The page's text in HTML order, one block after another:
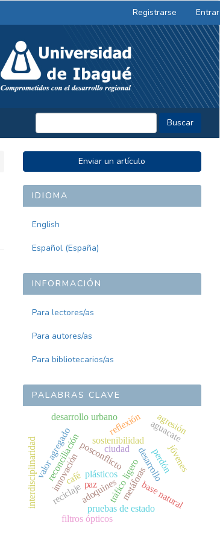
Registrarse Entrar
Buscar
ENVIAR
UN
ARTÍCULO
Enviar un artículo
IDIOMA
English
Español (España)
INFORMACIÓN
Para lectores/as
Para autores/as
Para bibliotecarios/as
PALABRAS CLAVE
adoquines
reciclaje
plásticostráfico ligero
paz
posconflicto
café
sostenibilidad
desarrollo
perdón
reconciliación
reflexión
valor agregado
pruebas de estado
metáforas
filtros ópticos
interdisciplinaridad base natural
desarrollo urbano
innovación
aguacate
ciudad
agresión
jóvenes